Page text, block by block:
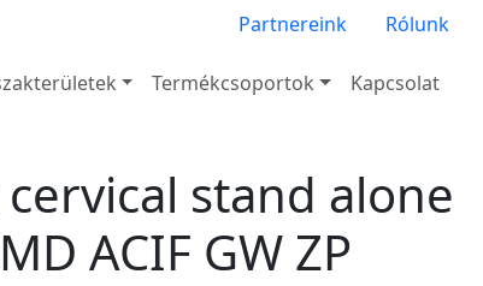
Partnereink Rólunk
Termékcsoportok
Kapcsolat
stand alone
ACIF GW ZP